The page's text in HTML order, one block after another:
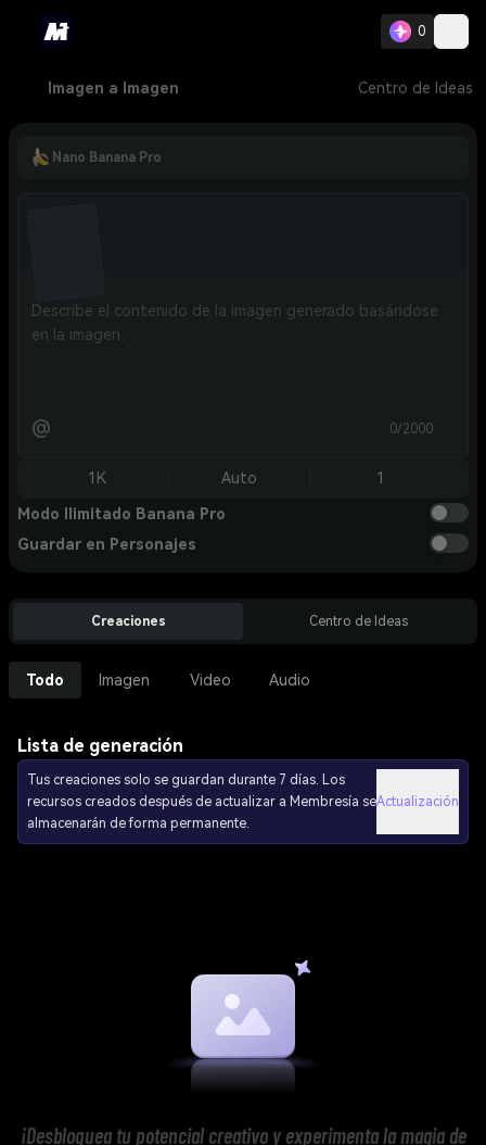
0
Imagen a Imagen Centro de Ideas
Nano Banana Pro
@ 0/2000
1K Auto 1
Modo Ilimitado Banana Pro
Guardar en Personajes
Creaciones Centro de Ideas
Todo Imagen Video Audio
Lista de generación
Tus creaciones solo se guardan durante 7 días. Los
recursos creados después de actualizar a Membresía se
almacenarán de forma permanente.
Actualización
¡Desbloquea tu potencial creativo y experimenta la magia de